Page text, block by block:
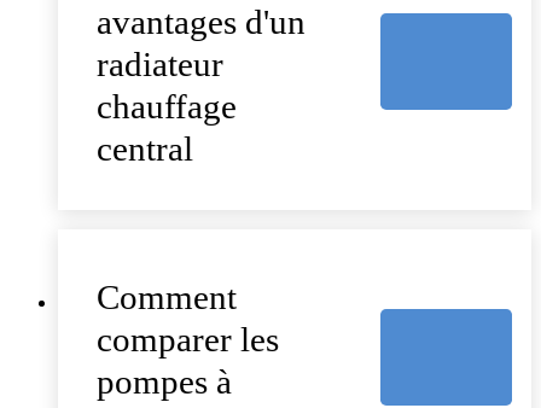
avantages d'un
radiateur
chauffage
central
Comment
comparer les
pompes à